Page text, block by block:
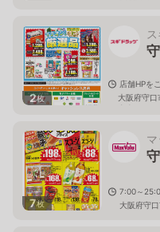
2枚
店舗HPを
大阪府守
タウン Ｇ
7枚
7:00～
大阪府守